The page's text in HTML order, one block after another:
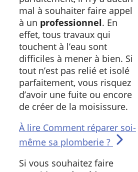
mal à souhaiter faire appel
à un professionnel. En
effet, tous travaux qui
touchent à l’eau sont
difficiles à mener à bien. Si
tout n’est pas relié et isolé
parfaitement, vous risquez
d’avoir une fuite ou encore
de créer de la moisissure.
À lire Comment réparer soi-
même sa plomberie ?
Si vous souhaitez faire